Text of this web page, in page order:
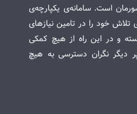
است. سامانه‌ی یکپارچه‌ی
تلاش خود را در تامین نیازهای
و در این راه از هیچ کمکی
دیگر نگران دسترسی به هیچ